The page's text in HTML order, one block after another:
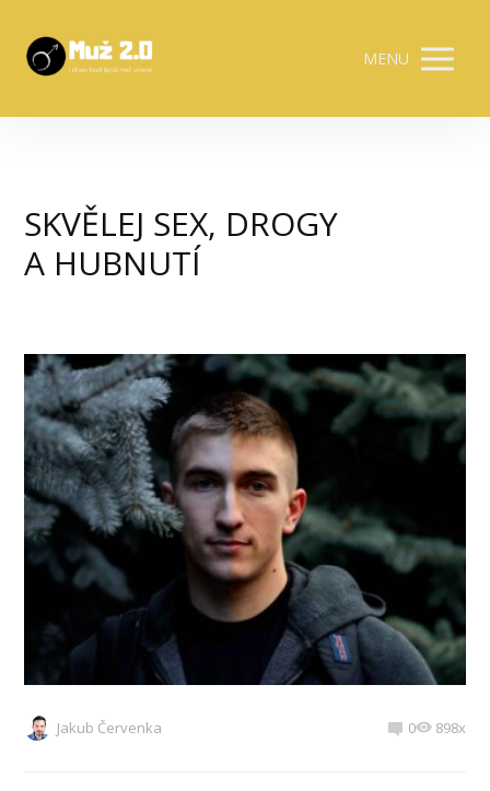
MENU
SKVĚLEJ SEX, DROGY
A HUBNUTÍ
Jakub Červenka 0 898x